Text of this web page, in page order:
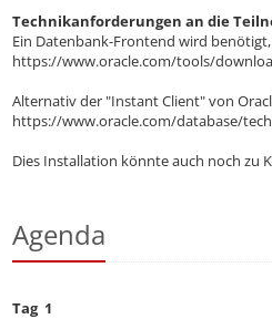
Technikanforderungen an die
Ein Datenbank-Frontend wird
https://www.oracle.com/tools/
Alternativ der "Instant Client" von
https://www.oracle.com/database/
Dies Installation könnte auch noch zu
Agenda
Tag 1